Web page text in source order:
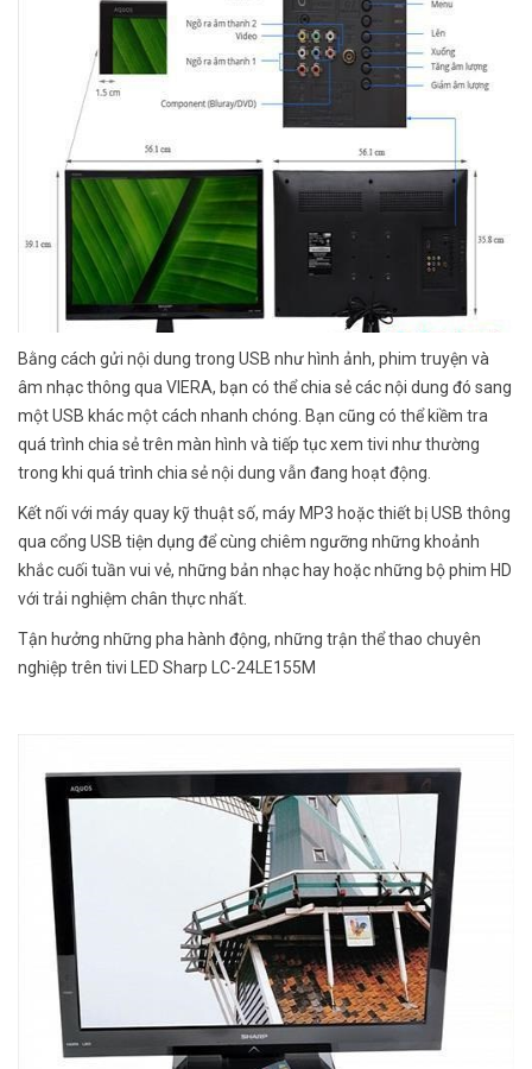
Bằng cách gửi nội dung trong USB như hình ảnh, phim truyện và
âm nhạc thông qua VIERA, bạn có thể chia sẻ các nội dung đó sang
một USB khác một cách nhanh chóng. Bạn cũng có thể kiềm tra
quá trình chia sẻ trên màn hình và tiếp tục xem tivi như thường
trong khi quá trình chia sẻ nội dung vẫn đang hoạt động.
Kết nối với máy quay kỹ thuật số, máy MP3 hoặc thiết bị USB thông
qua cổng USB tiện dụng để cùng chiêm ngưỡng những khoảnh
khắc cuối tuần vui vẻ, những bản nhạc hay hoặc những bộ phim HD
với trải nghiệm chân thực nhất.
Tận hưởng những pha hành động, những trận thể thao chuyên
nghiệp trên tivi LED Sharp LC-24LE155M